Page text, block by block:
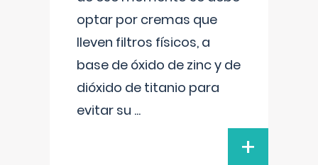
optar por cremas que
lleven filtros físicos, a
base de óxido de zinc y de
dióxido de titanio para
evitar su ...
+